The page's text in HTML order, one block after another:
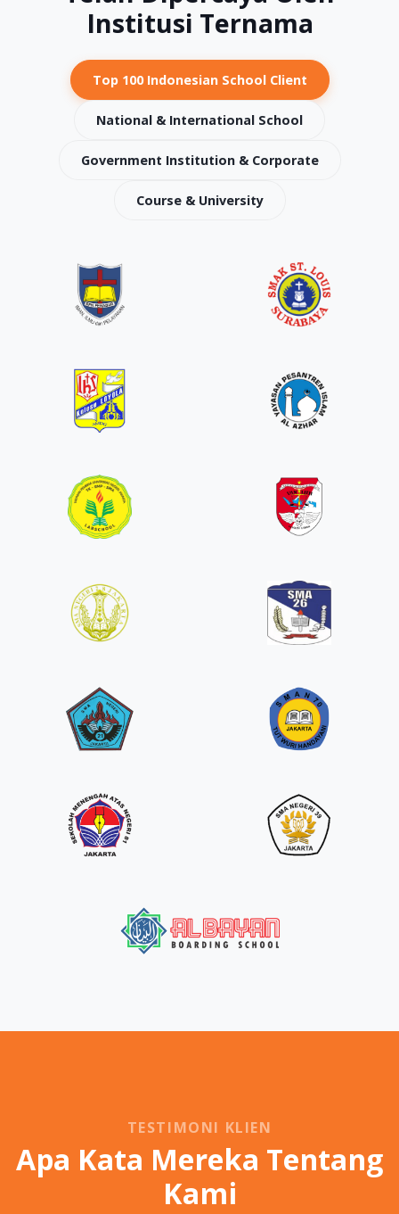
Institusi Ternama
Top 100 Indonesian School Client
National & International School
Government Institution & Corporate
Course & University
TESTIMONI KLIEN
Apa Kata Mereka Tentang
Kami